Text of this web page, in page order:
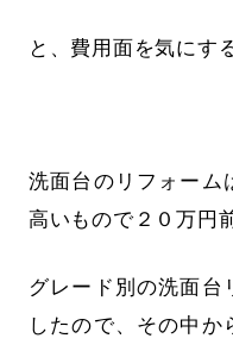
と、費用面を気にす
洗面台のリフォーム
高いもので２０万円
グレード別の洗面台
したので、その中か